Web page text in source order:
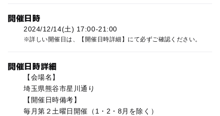
開催日時
2024/12/14(土) 17:00-21:00
詳しい開催日は、【開催日時詳細】にて必ずご確認ください。
開催日時詳細
【会場名】
埼玉県熊谷市星川通り
【開催日時備考】
毎月第２土曜日開催（1・2・8月を除く）